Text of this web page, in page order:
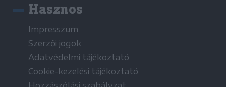
Hasznos
Impresszum
Szerzői jogok
Adatvédelmi tájékoztató
Cookie-kezelési tájékoztató